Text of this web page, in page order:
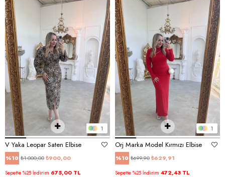
1
V Yaka Leopar Saten Elbise
%10 ₺900,00
₺1.000,00
Sepette %25 İndirim 675,00 TL
1
Orj Marka Model Kırmızı Elbise
%10 ₺629,91
₺699,90
Sepette %25 İndirim 472,43 TL